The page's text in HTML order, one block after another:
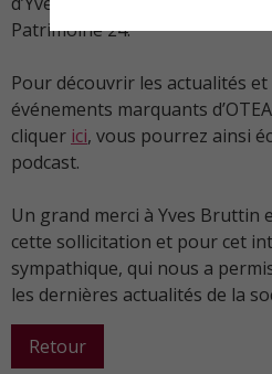
Patrimoine 24.
Pour découvrir les actualités
événements marquants
cliquer ici, vous pourrez ainsi
podcast.
Un grand merci à Yves Bruttin
cette sollicitation et pour cet
sympathique, qui nous a
les dernières actualités de la
Retour